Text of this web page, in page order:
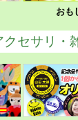
おも
クセサリ・